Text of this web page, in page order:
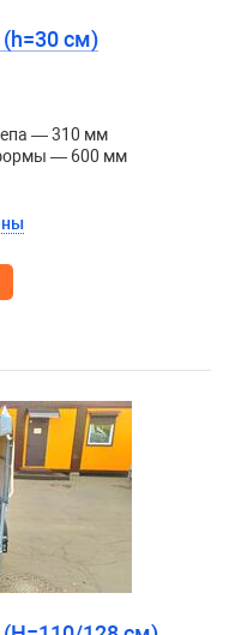
см)
— 310 мм
— 600 мм